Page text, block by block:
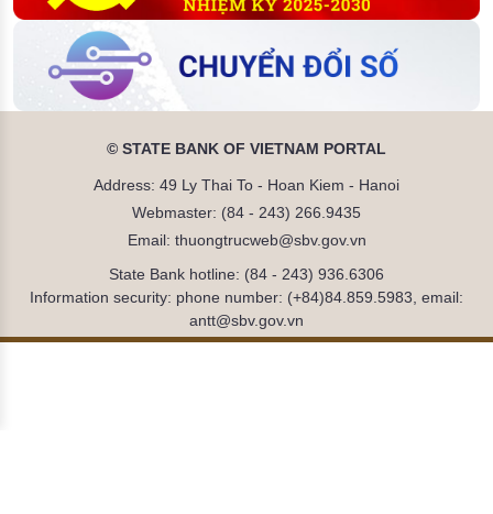
© STATE BANK OF VIETNAM PORTAL
Address: 49 Ly Thai To - Hoan Kiem - Hanoi
Webmaster: (84 - 243) 266.9435
Email: thuongtrucweb@sbv.gov.vn
State Bank hotline: (84 - 243) 936.6306
Information security: phone number: (+84)84.859.5983, email:
antt@sbv.gov.vn